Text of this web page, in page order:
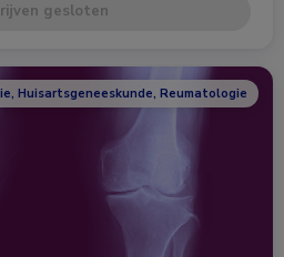
gesloten
Huisartsgeneeskunde, Reumatologie